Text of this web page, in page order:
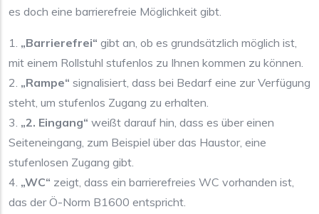
es doch eine barrierefreie Möglichkeit gibt.
1. „Barrierefrei“ gibt an, ob es grundsätzlich möglich ist,
mit einem Rollstuhl stufenlos zu Ihnen kommen zu können.
2. „Rampe“ signalisiert, dass bei Bedarf eine zur Verfügung
steht, um stufenlos Zugang zu erhalten.
3. „2. Eingang“ weißt darauf hin, dass es über einen
Seiteneingang, zum Beispiel über das Haustor, eine
stufenlosen Zugang gibt.
4. „WC“ zeigt, dass ein barrierefreies WC vorhanden ist,
das der Ö-Norm B1600 entspricht.